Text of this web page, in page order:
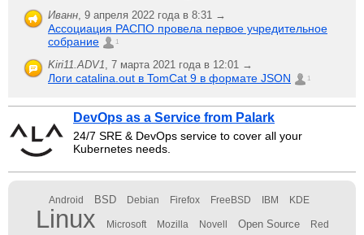
Иванн, 9 апреля 2022 года в 8:31 →
Ассоциация РАСПО провела первое учредительное
собрание
1
Kiri11.ADV1, 7 марта 2021 года в 12:01 →
Логи catalina.out в TomCat 9 в формате JSON 1
DevOps as a Service from Palark
24/7 SRE & DevOps service to cover all your
Kubernetes needs.
Android BSD Debian Firefox FreeBSD IBM KDE
Linux Microsoft Mozilla Novell Open Source Red